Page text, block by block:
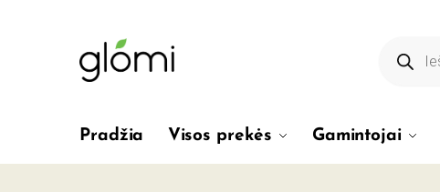
search
Pradžia Visos prekės Gamintojai